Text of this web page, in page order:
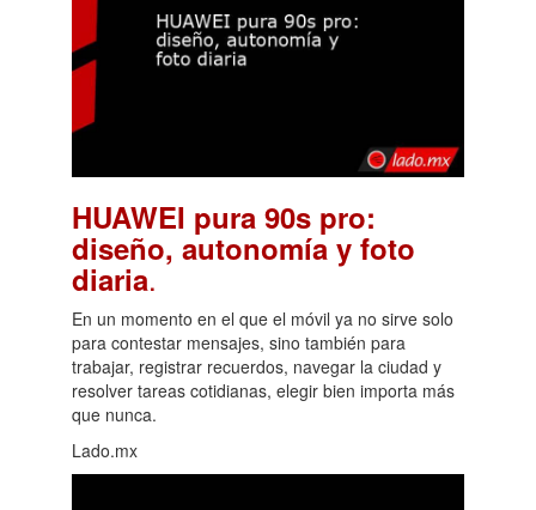
HUAWEI pura 90s pro:
diseño, autonomía y foto
diaria.
En un momento en el que el móvil ya no sirve solo
para contestar mensajes, sino también para
trabajar, registrar recuerdos, navegar la ciudad y
resolver tareas cotidianas, elegir bien importa más
que nunca.
Lado.mx